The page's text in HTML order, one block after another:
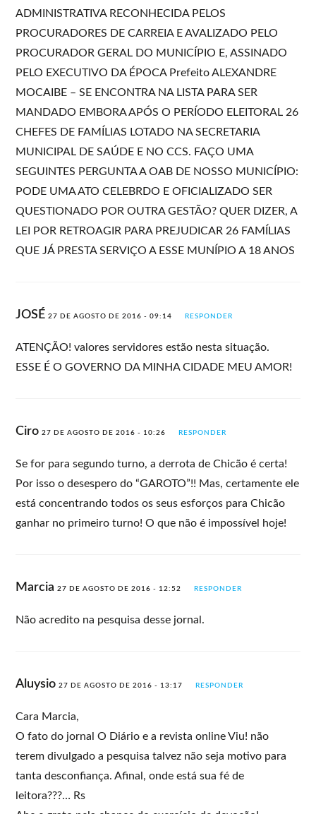
ADMINISTRATIVA RECONHECIDA PELOS
PROCURADORES DE CARREIA E AVALIZADO PELO
PROCURADOR GERAL DO MUNICÍPIO E, ASSINADO
PELO EXECUTIVO DA ÉPOCA Prefeito ALEXANDRE
MOCAIBE – SE ENCONTRA NA LISTA PARA SER
MANDADO EMBORA APÓS O PERÍODO ELEITORAL 26
CHEFES DE FAMÍLIAS LOTADO NA SECRETARIA
MUNICIPAL DE SAÚDE E NO CCS. FAÇO UMA
SEGUINTES PERGUNTA A OAB DE NOSSO MUNICÍPIO:
PODE UMA ATO CELEBRDO E OFICIALIZADO SER
QUESTIONADO POR OUTRA GESTÃO? QUER DIZER, A
LEI POR RETROAGIR PARA PREJUDICAR 26 FAMÍLIAS
QUE JÁ PRESTA SERVIÇO A ESSE MUNÍPIO A 18 ANOS
JOSÉ27 DE AGOSTO DE 2016 - 09:14 RESPONDER
ATENÇÃO! valores servidores estão nesta situação.
ESSE É O GOVERNO DA MINHA CIDADE MEU AMOR!
Ciro27 DE AGOSTO DE 2016 - 10:26 RESPONDER
Se for para segundo turno, a derrota de Chicão é certa!
Por isso o desespero do “GAROTO”!! Mas, certamente ele
está concentrando todos os seus esforços para Chicão
ganhar no primeiro turno! O que não é impossível hoje!
Marcia27 DE AGOSTO DE 2016 - 12:52 RESPONDER
Não acredito na pesquisa desse jornal.
Aluysio27 DE AGOSTO DE 2016 - 13:17 RESPONDER
Cara Marcia,
O fato do jornal O Diário e a revista online Viu! não
terem divulgado a pesquisa talvez não seja motivo para
tanta desconfiança. Afinal, onde está sua fé de
leitora???… Rs